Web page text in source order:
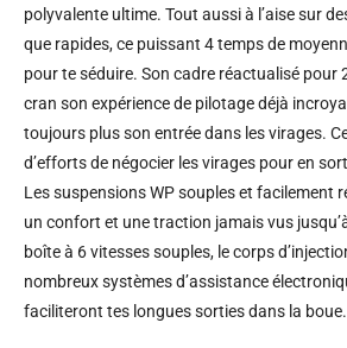
polyvalente ultime. Tout aussi à l’aise sur
que rapides, ce puissant 4 temps de
pour te séduire. Son cadre réactualisé pour
cran son expérience de pilotage déjà
toujours plus son entrée dans les virages.
d’efforts de négocier les virages pour en
Les suspensions WP souples et facilement
un confort et une traction jamais vus
boîte à 6 vitesses souples, le corps
nombreux systèmes d’assistance
faciliteront tes longues sorties dans la boue.